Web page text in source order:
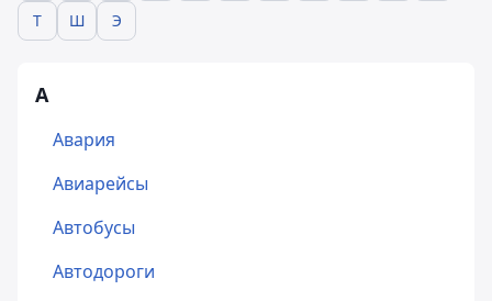
Т
Ш Э
А
Авария
Авиарейсы
Автобусы
Автодороги